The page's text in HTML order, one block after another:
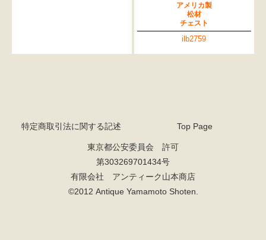
アメリカ製
松材
チェスト
ilb2759
特定商取引法に関する記述 Top Page
東京都公安委員会 許可
第303269701434号
有限会社 アンティーク山本商店
©2012 Antique Yamamoto Shoten.